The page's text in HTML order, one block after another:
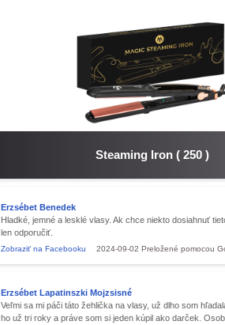
Steaming Iron( 250)
Erzsébet Benedek
Hladké, jemné a lesklé vlasy. Ak chce niekto dosiahnuť
len odporučiť.
Zobraziť na Facebooku 2024-09-02 Preložené pomocou
Erzsébet Lapatinszki Mojzsisné
Veľmi sa mi páči táto žehlička na vlasy, už dlho som
ho už tri roky a práve som si jeden kúpil ako darček.